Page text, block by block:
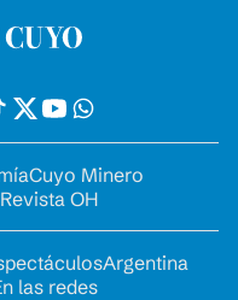
Cuyo Minero
Revista OH
Argentina
las redes